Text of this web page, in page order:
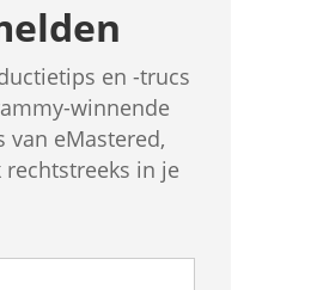
en -trucs
winnende
van eMastered,
rechtstreeks in je